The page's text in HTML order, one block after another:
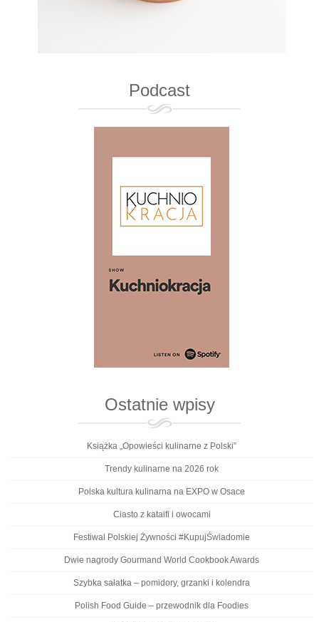
Podcast
Ostatnie wpisy
Książka „Opowieści kulinarne z Polski”
Trendy kulinarne na 2026 rok
Polska kultura kulinarna na EXPO w Osace
Ciasto z kataifi i owocami
Festiwal Polskiej Żywności #KupujŚwiadomie
Dwie nagrody Gourmand World Cookbook Awards
Szybka sałatka – pomidory, grzanki i kolendra
Polish Food Guide – przewodnik dla Foodies